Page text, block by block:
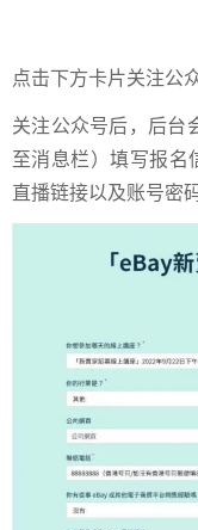
点击下方卡片关注公
关注公众号后，后台
至消息栏）填写报名
直播链接以及账号密